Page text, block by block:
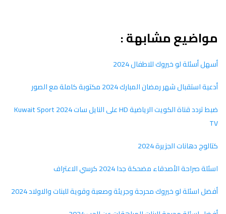
مواضيع مشابهة :
أسهل أسئلة لو خيروك للاطفال 2024
أدعية استقبال شهر رمضان المبارك 2024 مكتوبة كاملة مع الصور
ضبط تردد قناة الكويت الرياضية HD على النايل سات 2024 Kuwait Sport
TV
كتالوج دهانات الجزيرة 2024
اسئلة صراحة الأصدقاء مضحكة جدا 2024 كرسي الاعتراف
أفضل اسئلة لو خيروك محرجة وجريئة وصعبة وقوية للبنات والاولاد 2024